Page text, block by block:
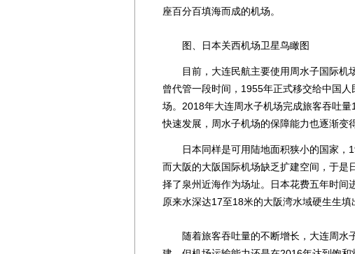
座百分百填海而成的机场。
图、日本关西机场卫星鸟瞰图
目前，大连民航主要使用周水子国际机
曾代管一段时间，1955年正式移交给中国
场。2018年大连周水子机场完成旅客吞吐
快速发展，周水子机场的保障能力也逐渐变
日本同样是可用陆地面积狭小的国家，
而大阪的大阪国际机场缺乏扩建空间，于是
择了泉州近海作为场址。日本花费五年时
原来水深达17至18米的大阪湾水域硬生生
随着旅客吞吐量的不断增长，大连周水